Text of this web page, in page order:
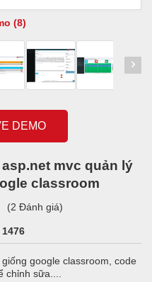
(8)
DEMO
mvc quản lý
classroom
(2 Đánh giá)
1476
google classroom, code
chỉnh sữa....